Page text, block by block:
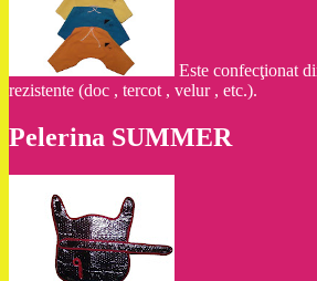
Este confecţionat
rezistente (doc , tercot , velur , etc.).
Pelerina SUMMER